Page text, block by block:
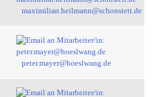
maximilian.heilmann@schonstett.de
peter.mayer@hoeslwang.de